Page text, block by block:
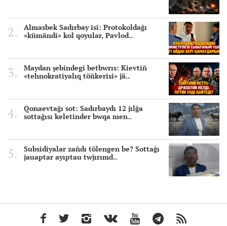
Almasbek Sadırbay isi: Protokoldağı
«kümändi» kol qoyular, Pavlod..
Maydan şebindegi betbwrıs: Kievtiñ
«tehnokratiyalıq töñkerisi» jä..
Qonaevtağı sot: Sadırbaydı 12 jılğa
sottağısı keletinder bwqa men..
Subsidiyalar zañdı tölengen be? Sottağı
jauaptar ayıptau twjırımd..